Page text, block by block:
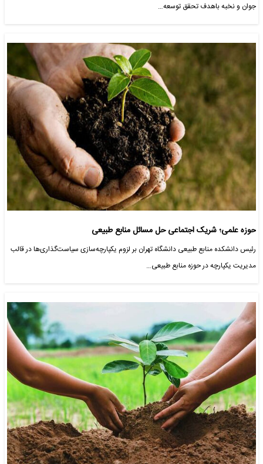
جوان و نخبه باهدف تحقق توسعه…
حوزه علمی؛ شریک اجتماعی حل مسائل منابع طبیعی
رئیس دانشکده منابع طبیعی دانشگاه تهران بر لزوم یکپارچه‌سازی سیاست‌گذاری‌ها در قالب
مدیریت یکپارچه در حوزه منابع طبیعی…